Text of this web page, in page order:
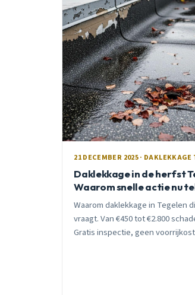
21 DECEMBER 2025 · DAKLEKKAGE
Daklekkage in de herfst
Waarom snelle actie nu
Waarom daklekkage in Tegelen
vraagt. Van €450 tot €2.800
Gratis inspectie, geen